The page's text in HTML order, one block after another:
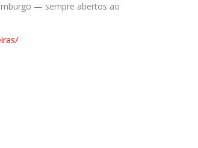
— sempre abertos ao